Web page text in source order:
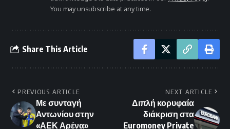
You may unsubscribe at any time.
Share This Article
PREVIOUS ARTICLE
Με συνταγή
Αντωνίου στην
«ΑΕΚ Αρένα»
NEXT ARTICLE
Διπλή κορυφαία
διάκριση στα
Euromoney Private